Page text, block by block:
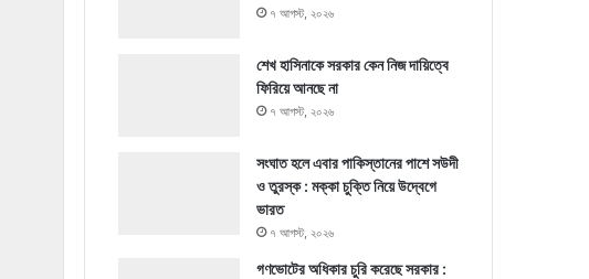
৭ আগস্ট, ২০২৬
শেখ হাসিনাকে সরকার কেন নিজ দায়িত্বে
ফিরিয়ে আনছে না
৭ আগস্ট, ২০২৬
সংঘাত হলে এবার পাকিস্তানের পাশে সউদী
ও তুরস্ক : মক্কা চুক্তি নিয়ে উদ্বেগে
ভারত
৭ আগস্ট, ২০২৬
গণভোটের অধিকার চুরি করেছে সরকার :